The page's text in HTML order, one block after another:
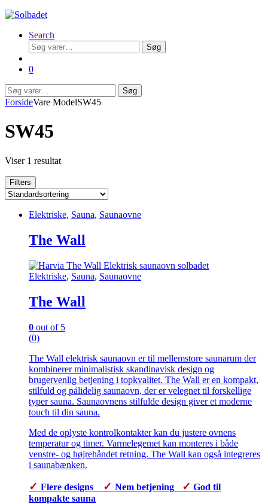
Search
Søg
efter:
Søg
0
Søg
efter:
Søg
ForsideVare ModelSW45
SW45
Viser 1 resultat
Filters
Elektriske, Sauna, Saunaovne
The Wall
Elektriske, Sauna, Saunaovne
The Wall
0 out of 5
(0)
The Wall elektrisk saunaovn er til mellemstore saunarum der
kombinerer minimalistisk skandinavisk design og
brugervenlig betjening i topkvalitet. The Wall er en kompakt,
stilfuld og pålidelig saunaovn, der er velegnet til forskellige
typer sauna. Saunaovnens stilfulde design giver et moderne
touch til din sauna.
Med de oplyste kontrolkontakter kan du justere ovnens
temperatur og timer. Varmelegemet kan monteres i både
venstre- og højrehåndet retning. The Wall kan også integreres
i saunabænken.
✓ Flere designs ✓ Nem betjening ✓ God til
kompakte sauna